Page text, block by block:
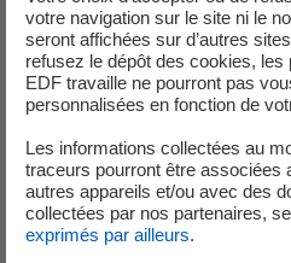
RSE F/H
Contrat : Stage
Lieu :4 place de la
20 Juin 2026
votre navigation sur le site ni le
seront affichées sur d’autres
refusez le dépôt des cookies,
EDF travaille ne pourront pas
personnalisées en fonction de
Les informations collectées au
traceurs pourront être associées
autres appareils et/ou avec des
collectées par nos partenaires,
exprimés par ailleurs.